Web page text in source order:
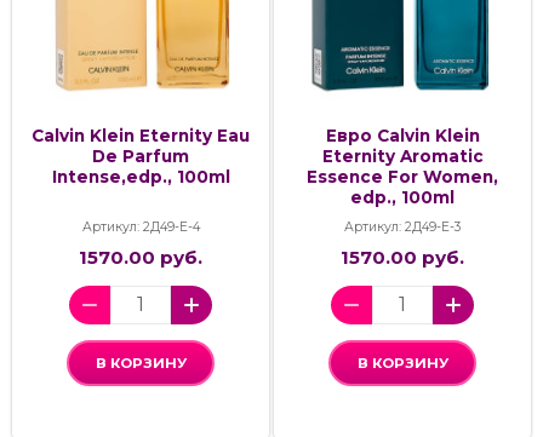
Calvin Klein Eternity Eau
De Parfum
Intense,edp., 100ml
Артикул: 2Д49-Е-4
1570.00 руб.
В КОРЗИНУ
Евро Calvin Klein
Eternity Aromatic
Essence For Women,
edp., 100ml
Артикул: 2Д49-Е-3
1570.00 руб.
В КОРЗИНУ